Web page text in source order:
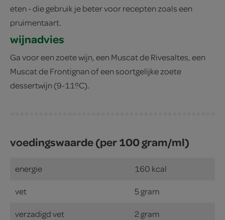
eten - die gebruik je beter voor recepten zoals een
pruimentaart.
wijnadvies
Ga voor een zoete wijn, een Muscat de Rivesaltes, een
Muscat de Frontignan of een soortgelijke zoete
dessertwijn (9-11ºC).
voedingswaarde (per 100 gram/ml)
energie 160 kcal
vet 5 gram
verzadigd vet 2 gram